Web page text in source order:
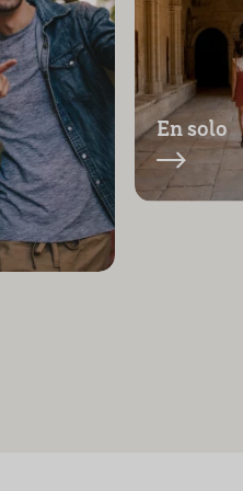
En solo